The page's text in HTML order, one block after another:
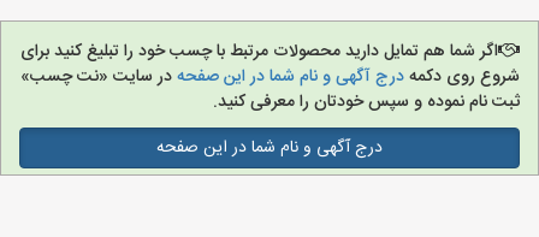
اگر شما هم تمایل دارید محصولات مرتبط با چسب خود را تبلیغ کنید برای
شروع روی دکمهدرج آگهی و نام شما در این صفحهدر سایت «نت چسب»
ثبت نام نموده و سپس خودتان را معرفی کنید.
درج آگهی و نام شما در این صفحه